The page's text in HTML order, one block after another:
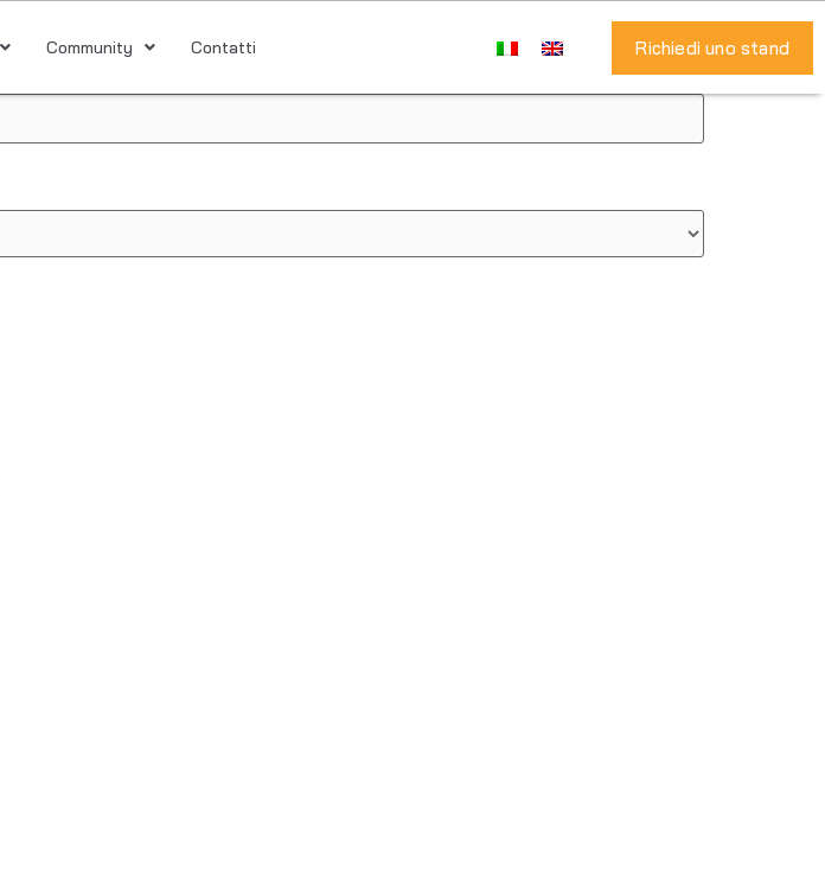
Community Contatti Richiedi uno stand